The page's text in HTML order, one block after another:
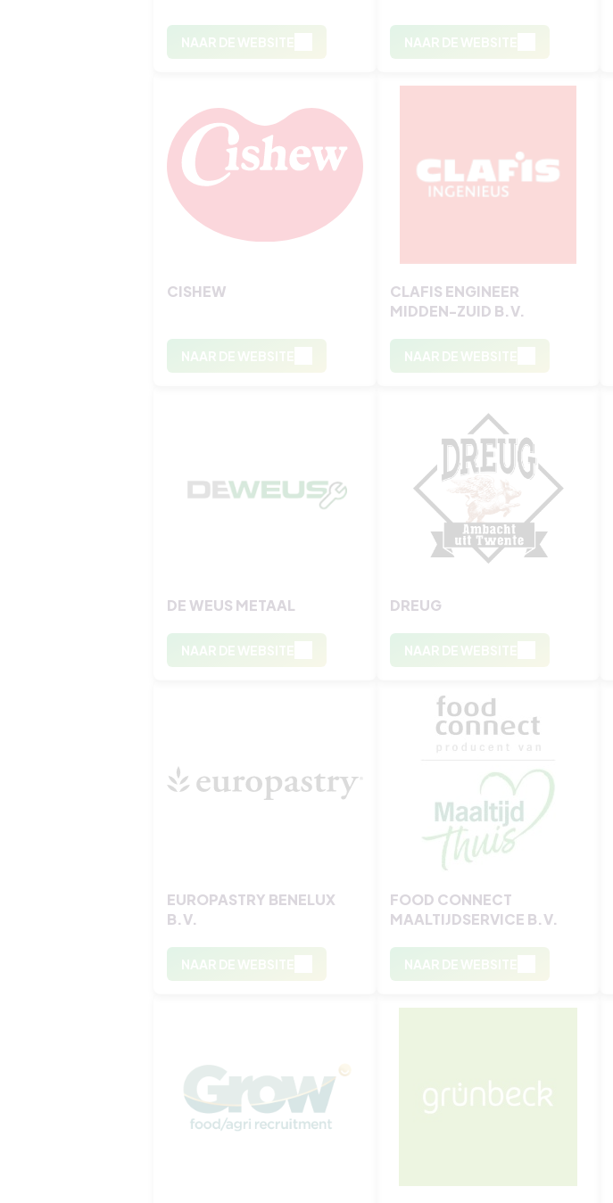
NAAR DE WEBSITE NAAR DE WEBSITE
CISHEW
NAAR DE WEBSITE
CLAFIS ENGINEER
MIDDEN-ZUID B.V.
NAAR DE WEBSITE
DE WEUS METAAL
NAAR DE WEBSITE
DREUG
NAAR DE WEBSITE
EUROPASTRY BENELUX
B.V.
NAAR DE WEBSITE
FOOD CONNECT
MAALTIJDSERVICE B.V.
NAAR DE WEBSITE